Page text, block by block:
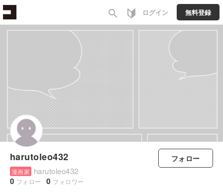
search ログイン 無料登録
harutoleo432
漫画家 harutoleo432
0 フォロー 0 フォロワー
フォロー